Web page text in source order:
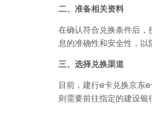
二、准备相关资料
在确认符合兑换条件后
息的准确性和安全性，以
三、选择兑换渠道
目前，建行e卡兑换京东
则需要前往指定的建设银